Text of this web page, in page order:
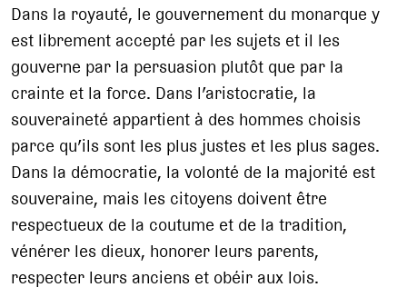
Dans la royauté, le gouvernement du monarque y
est librement accepté par les sujets et il les
gouverne par la persuasion plutôt que par la
crainte et la force. Dans l’aristocratie, la
souveraineté appartient à des hommes choisis
parce qu’ils sont les plus justes et les plus sages.
Dans la démocratie, la volonté de la majorité est
souveraine, mais les citoyens doivent être
respectueux de la coutume et de la tradition,
vénérer les dieux, honorer leurs parents,
respecter leurs anciens et obéir aux lois.